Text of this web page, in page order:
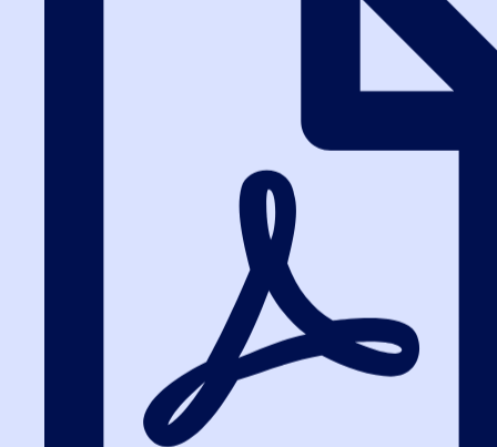
образовательной программы на
Запросите у участников подробное описание программы,
методические материалы, информацию о преподавателях (опыт,
образование, отзывы). В конкурсе используйте критерии оценки,
которые учитывают эти параметры. Не полагайтесь только на
5. Влияет ли способ закупки на
возможность получить
налоговый вычет?
Нет, способ закупки не влияет на налоговый учет. Главное —
правильно оформить договор и акт выполненных услуг.
Обучение сотрудников, связанное с их профессиональной